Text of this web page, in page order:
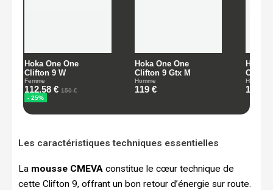
Les caractéristiques techniques essentielles
La mousse CMEVA constitue le cœur technique de
cette Clifton 9, offrant un bon retour d’énergie sur route.